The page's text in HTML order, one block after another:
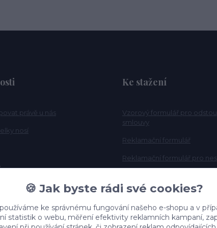
právě u nás
nosí
Ke stažení
Vzorový formulář pro
smlouvy
Reklamační formulář
Reklamační formulář pro
🍪 Jak byste rádi své cookies?
ke správnému fungování našeho e-shopu a v
statistik o webu, měření efektivity reklamních kampaní,